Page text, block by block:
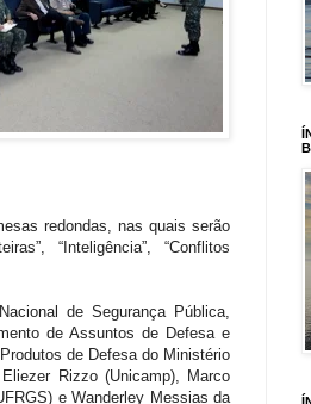
redondas, nas quais serão
“Inteligência”, “Conflitos
de Segurança Pública,
de Assuntos de Defesa e
de Defesa do Ministério
Rizzo (Unicamp), Marco
e Wanderley Messias da